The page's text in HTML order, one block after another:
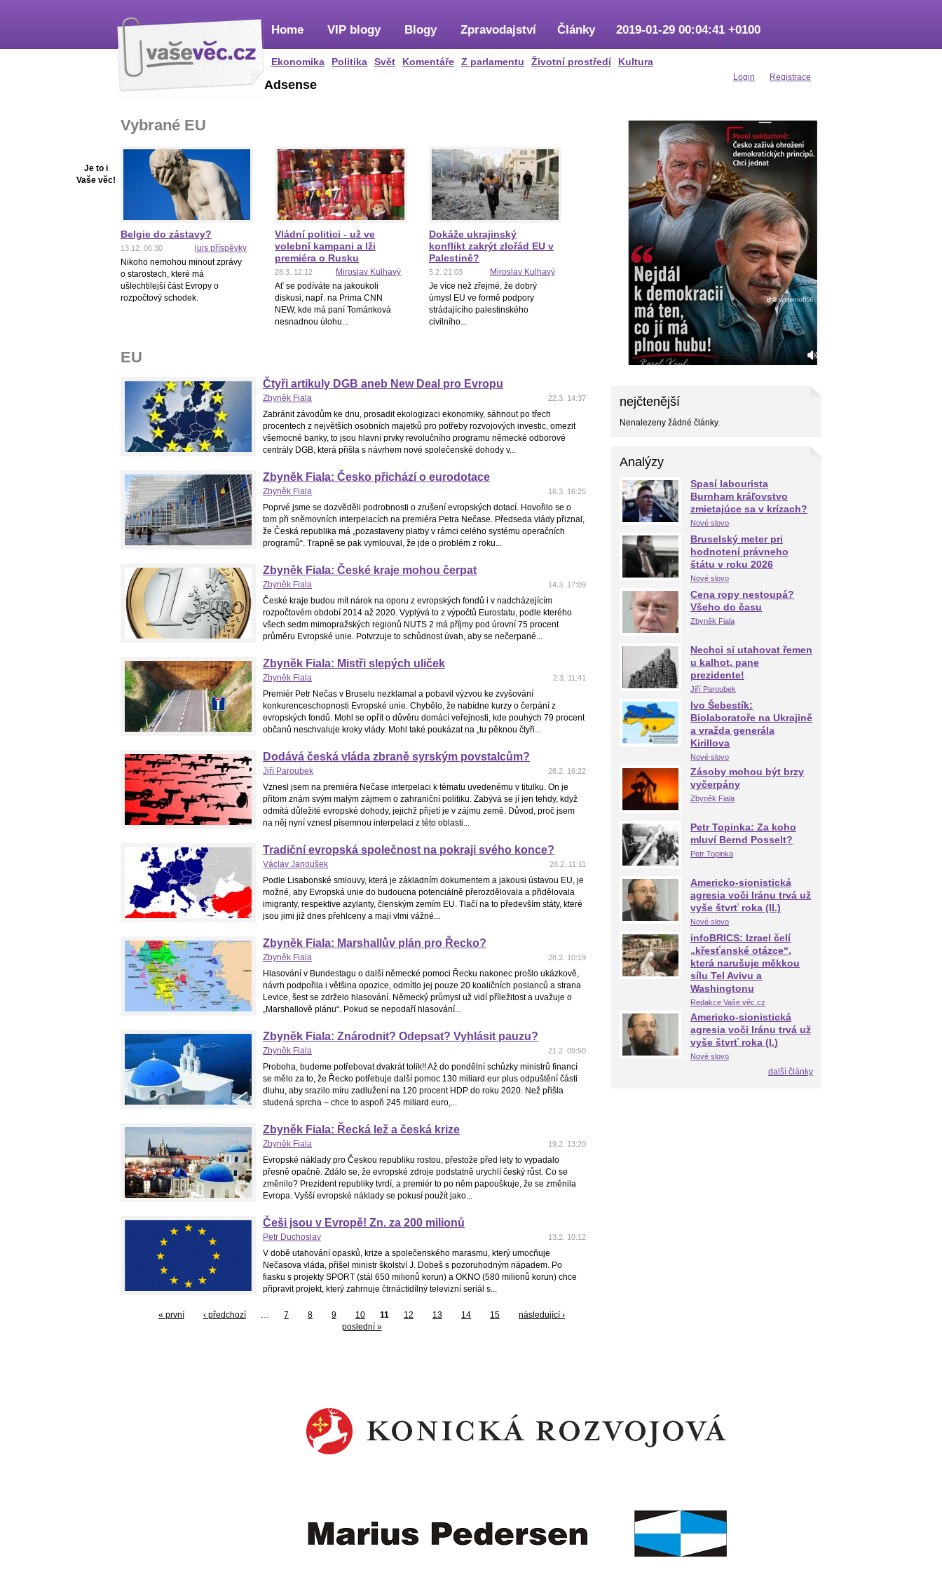
Home
Ekonomika Politika Svět Komentáře Z parlamentu Životní prostředí Kultura
VIP blogy Blogy Zpravodajství Články 2019-01-29 00:04:41 +0100
Login Registrace
Je to i
Vaše věc!
Adsense
Vybrané EU
Belgie do zástavy?
13.12. 06:30
luis příspěvky
Nikoho nemohou minout zprávy
o starostech, které má
ušlechtilejší část Evropy o
rozpočtový schodek.
Vládní politici - už ve
volební kampani a lži
premiéra o Rusku
28.3. 12:12
Miroslav Kulhavý
Ať se podíváte na jakoukoli
diskusi, např. na Prima CNN
NEW, kde má paní Tománková
nesnadnou úlohu...
Dokáže ukrajinský
konflikt zakrýt zlořád EU v
Palestině?
5.2. 21:03
Miroslav Kulhavý
Je více než zřejmé, že dobrý
úmysl EU ve formě podpory
strádajícího palestinského
civilního...
EU
Čtyři artikuly DGB aneb New Deal pro Evropu
22.3. 14:37
Zbyněk Fiala
Zabránit závodům ke dnu, prosadit ekologizaci ekonomiky, sáhnout po třech
procentech z největších osobních majetků pro potřeby rozvojových investic, omezit
všemocné banky, to jsou hlavní prvky revolučního programu německé odborové
centrály DGB, která přišla s návrhem nové společenské dohody v...
Zbyněk Fiala: Česko přichází o eurodotace
16.3. 16:25
Zbyněk Fiala
Poprvé jsme se dozvěděli podrobnosti o zrušení evropských dotací. Hovořilo se o
tom při sněmovních interpelacích na premiéra Petra Nečase. Předseda vlády přiznal,
že Česká republika má „pozastaveny platby v rámci celého systému operačních
programů“. Trapně se pak vymlouval, že jde o problém z roku...
Zbyněk Fiala: České kraje mohou čerpat
14.3. 17:09
Zbyněk Fiala
České kraje budou mít nárok na oporu z evropských fondů i v nadcházejícím
rozpočtovém období 2014 až 2020. Vyplývá to z výpočtů Eurostatu, podle kterého
všech sedm mimopražských regionů NUTS 2 má příjmy pod úrovní 75 procent
průměru Evropské unie. Potvrzuje to schůdnost úvah, aby se nečerpané...
Zbyněk Fiala: Mistři slepých uliček
2.3. 11:41
Zbyněk Fiala
Premiér Petr Nečas v Bruselu nezklamal a pobavil výzvou ke zvyšování
konkurenceschopnosti Evropské unie. Chybělo, že nabídne kurzy o čerpání z
evropských fondů. Mohl se opřít o důvěru domácí veřejnosti, kde pouhých 79 procent
občanů neschvaluje kroky vlády. Mohl také poukázat na „tu pěknou čtyři...
Dodává česká vláda zbraně syrským povstalcům?
28.2. 16:22
Jiří Paroubek
Vznesl jsem na premiéra Nečase interpelaci k tématu uvedenému v titulku. On je
přitom znám svým malým zájmem o zahraniční politiku. Zabývá se jí jen tehdy, když
odmítá důležité evropské dohody, jejichž přijetí je v zájmu země. Důvod, proč jsem
na něj nyní vznesl písemnou interpelaci z této oblasti...
Tradiční evropská společnost na pokraji svého konce?
28.2. 11:11
Václav Janoušek
Podle Lisabonské smlouvy, která je základním dokumentem a jakousi ústavou EU, je
možné, aby Evropská unie do budoucna potenciálně přerozdělovala a přidělovala
imigranty, respektive azylanty, členským zemím EU. Tlačí na to především státy, které
jsou jimi již dnes přehlceny a mají vlmi vážné...
Zbyněk Fiala: Marshallův plán pro Řecko?
28.2. 10:19
Zbyněk Fiala
Hlasování v Bundestagu o další německé pomoci Řecku nakonec prošlo ukázkově,
návrh podpořila i většina opozice, odmítlo jej pouze 20 koaličních poslanců a strana
Levice, šest se zdrželo hlasování. Německý průmysl už vidí příležitost a uvažuje o
„Marshallově plánu“. Pokud se nepodaří hlasování...
Zbyněk Fiala: Znárodnit? Odepsat? Vyhlásit pauzu?
21.2. 09:50
Zbyněk Fiala
Proboha, budeme potřebovat dvakrát tolik!! Až do pondělní schůzky ministrů financí
se mělo za to, že Řecko potřebuje další pomoc 130 miliard eur plus odpuštění části
dluhu, aby srazilo míru zadlužení na 120 procent HDP do roku 2020. Než přišla
studená sprcha – chce to aspoň 245 miliard euro,...
Zbyněk Fiala: Řecká lež a česká krize
19.2. 13:20
Zbyněk Fiala
Evropské náklady pro Českou republiku rostou, přestože před lety to vypadalo
přesně opačně. Zdálo se, že evropské zdroje podstatně urychlí český růst. Co se
změnilo? Prezident republiky tvrdí, a premiér to po něm papouškuje, že se změnila
Evropa. Vyšší evropské náklady se pokusí použít jako...
Češi jsou v Evropě! Zn. za 200 milionů
13.2. 10:12
Petr Duchoslav
V době utahování opasků, krize a společenského marasmu, který umocňuje
Nečasova vláda, přišel ministr školství J. Dobeš s pozoruhodným nápadem. Po
fiasku s projekty SPORT (stál 650 milionů korun) a OKNO (580 milionů korun) chce
připravit projekt, který zahrnuje čtrnáctidílný televizní seriál s...
« první ‹ předchozí … 7 8 9 10 11 12 13 14 15
následující ›
poslední »
nejčtenější
Nenalezeny žádné články.
Analýzy
Spasí labourista
Burnham kráľovstvo
zmietajúce sa v krízach?
Nové slovo
Bruselský meter pri
hodnotení právneho
štátu v roku 2026
Nové slovo
Cena ropy nestoupá?
Všeho do času
Zbyněk Fiala
Nechci si utahovat řemen
u kalhot, pane
prezidente!
Jiří Paroubek
Ivo Šebestík:
Biolaboratoře na Ukrajině
a vražda generála
Kirillova
Nové slovo
Zásoby mohou být brzy
vyčerpány
Zbyněk Fiala
Petr Topinka: Za koho
mluví Bernd Posselt?
Petr Topinka
Americko-sionistická
agresia voči Iránu trvá už
vyše štvrť roka (II.)
Nové slovo
infoBRICS: Izrael čelí
„křesťanské otázce“,
která narušuje měkkou
sílu Tel Avivu a
Washingtonu
Redakce Vaše věc.cz
Americko-sionistická
agresia voči Iránu trvá už
vyše štvrť roka (I.)
Nové slovo
další články